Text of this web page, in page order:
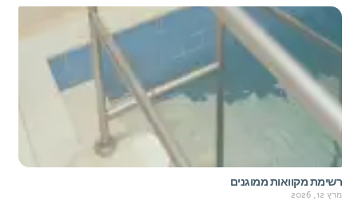
רשימת מקוואות ממוגנים
מרץ 12, 2026